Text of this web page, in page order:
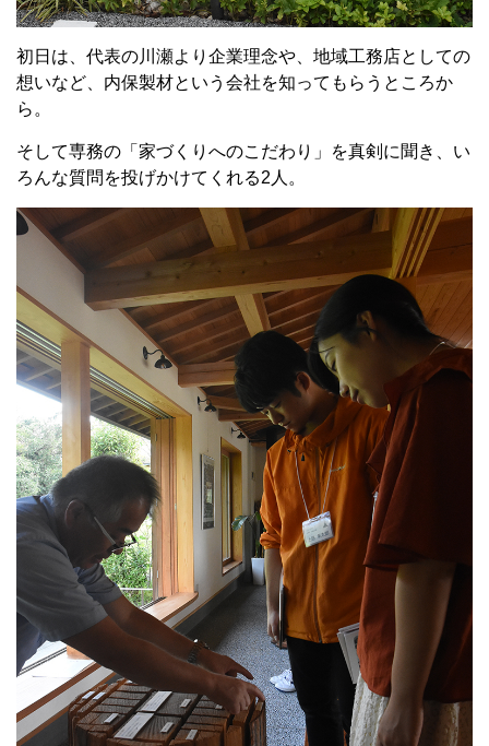
初日は、代表の川瀬より企業理念や、地域工務店としての
想いなど、内保製材という会社を知ってもらうところか
ら。
そして専務の「家づくりへのこだわり」を真剣に聞き、い
ろんな質問を投げかけてくれる2人。